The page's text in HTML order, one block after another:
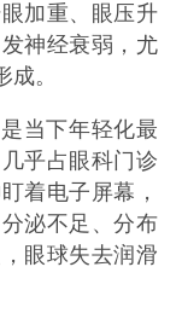
加重、眼压升
神经衰弱，尤
。
当下年轻化最
乎占眼科门诊
着电子屏幕，
泌不足、分布
眼球失去润滑